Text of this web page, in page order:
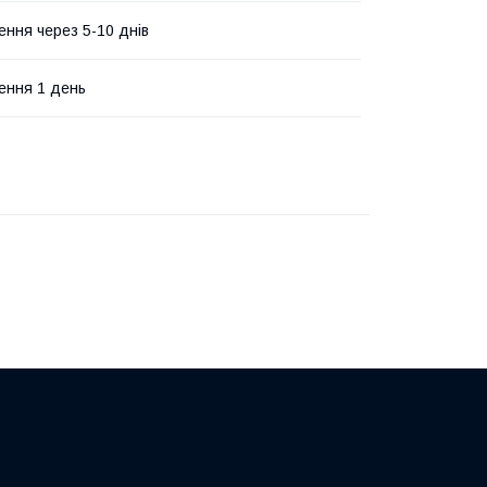
через 5-10 днів
1 день